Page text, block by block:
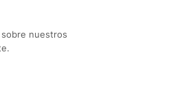
nuestros